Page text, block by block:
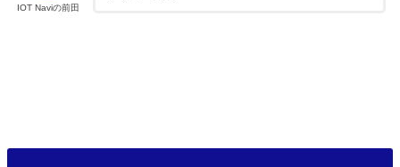
IOT Naviの前田